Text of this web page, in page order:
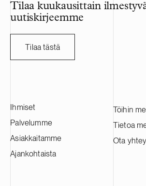
Tilaa kuukausittain
uutiskirjeemme
Tilaa tästä
Ihmiset
Palvelumme
Asiakkaitamme
Ajankohtaista
Töihin
Tietoa
Ota